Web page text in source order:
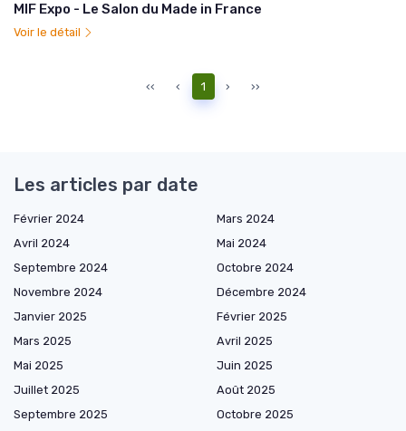
MIF Expo - Le Salon du Made in France
Voir le détail
‹‹ ‹ 1 › ››
Les articles par date
Février 2024
Mars 2024
Avril 2024
Mai 2024
Septembre 2024
Octobre 2024
Novembre 2024
Décembre 2024
Janvier 2025
Février 2025
Mars 2025
Avril 2025
Mai 2025
Juin 2025
Juillet 2025
Août 2025
Septembre 2025
Octobre 2025